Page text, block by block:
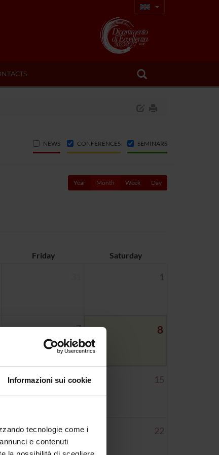
Informazioni sui cookie
tecnologie come i
e contenuti
NEWS CONFERENCES SEMINARS
Year Month Week Day
Friday Saturday
1
7 8
14 15
21 22